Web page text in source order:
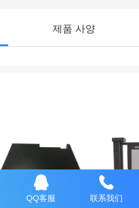
제품 사양
스프레이메탈인클
광고문
QQ客服 联系我们